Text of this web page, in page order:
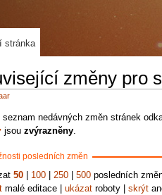
změny pro
seznam nedávných změn stránek
jsou zvýrazněny
posledních změn
50| 100| 250| 500posledních
malé editace | ukázatroboty | skrýt
stránka